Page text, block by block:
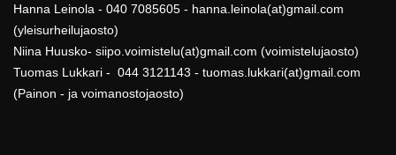
Hanna Leinola - 040 7085605 - hanna.leinola(at)gmail.com
(yleisurheilujaosto)
Niina Huusko- siipo.voimistelu(at)gmail.com (voimistelujaosto)
Tuomas Lukkari - 044 3121143 - tuomas.lukkari(at)gmail.com
(Painon - ja voimanostojaosto)